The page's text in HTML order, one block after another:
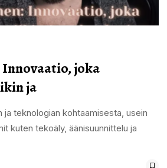
joka
ja
ja teknologian kohtaamisesta, usein
kuten tekoäly, äänisuunnittelu ja